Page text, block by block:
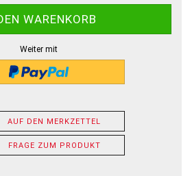
Weiter mit
AUF DEN MERKZETTEL
FRAGE ZUM PRODUKT